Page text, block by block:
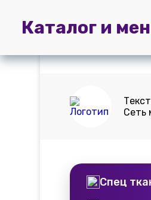
штор
Сеть
Спец
Каталог и